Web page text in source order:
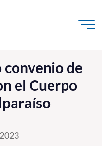
convenio de
el Cuerpo